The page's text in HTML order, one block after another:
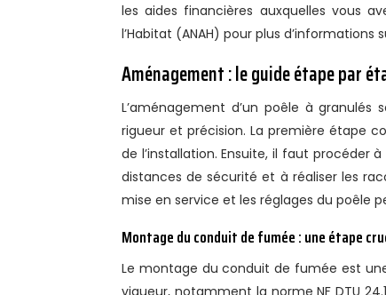
les aides financières auxquelles vous
l’Habitat (ANAH) pour plus
Aménagement : le guide étape par
L’aménagement d’un poêle à
rigueur et précision. La première étape
de l’installation. Ensuite, il faut procéder
distances de sécurité et à réaliser les
mise en service et les réglages du poêle
Montage du conduit de fumée : une étape
Le montage du conduit de fumée est